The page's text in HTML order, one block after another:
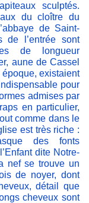
sculptés.
du cloître du
de Saint-
de l’entrée sont
de longueur
aune de Cassel
existaient
pour
admises par
en particulier,
comme dans le
est très riche :
des fonts
dite Notre-
nef se trouve un
de noyer, dont
détail que
cheveux sont